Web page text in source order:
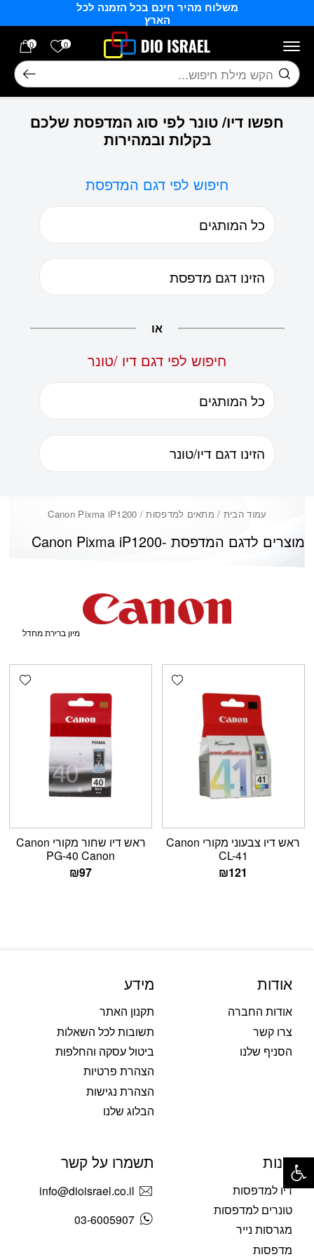
משלוח מהיר חינם בכל הזמנה לכל
הארץ
0 הרשימה
0
חיפוש
חפשו דיו/ טונר לפי סוג המדפסת שלכם
בקלות ובמהירות
חיפוש לפי דגם המדפסת
או
חיפוש לפי דגם דיו /טונר
עמוד הבית / מתאים למדפסות / Canon Pixma iP1200
Canon Pixma iP1200מוצרים לדגם המדפסת -
Add wishlist
ראש דיו צבעוני מקורי Canon
CL-41
₪121
ראש דיו שחור מקורי Canon
PG-40 Canon
₪97
אודות
אודות החברה
צרו קשר
הסניף שלנו
מידע
תקנון האתר
תשובות לכל השאלות
ביטול עסקה והחלפות
הצהרת פרטיות
הצהרת נגישות
הבלוג שלנו
חנות
דיו למדפסות
טונרים למדפסות
מגרסות נייר
מדפסות
תשמרו על קשר
info@dioisrael.co.il
03-6005907
פתח סרגל נגישות